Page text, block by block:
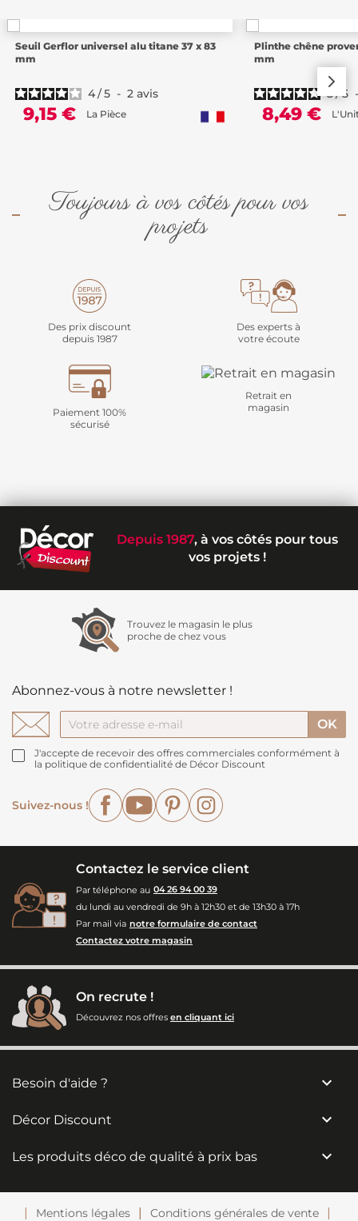
Seuil Gerflor universel alu titane 37 x 83
mm
4/5 - 2 avis
9,15 € La Pièce
Plinthe chêne
mm
5/5
8,49 €
Toujours à vos côtés pour vos
projets
Des prix discount
depuis 1987
Des experts à
votre écoute
Paiement 100%
sécurisé
Retrait en
magasin
Depuis 1987, à vos côtés pour tous
vos projets !
Trouvez le magasin le plus
proche de chez vous
Abonnez-vous à notre newsletter !
J'accepte de recevoir des offres commerciales conformément à
la politique de confidentialité de Décor Discount
Suivez-nous !
FacebookYouTubePinterest
Contactez le service client
Par téléphone au 04 26 94 00 39
du lundi au vendredi de 9h à 12h30 et de 13h30 à 17h
Par mail via notre formulaire de contact
Contactez votre magasin
On recrute !
Découvrez nos offres en cliquant ici
Besoin d'aide ? 
Décor Discount 
Les produits déco de qualité à prix bas 
Mentions légales Conditions générales de vente